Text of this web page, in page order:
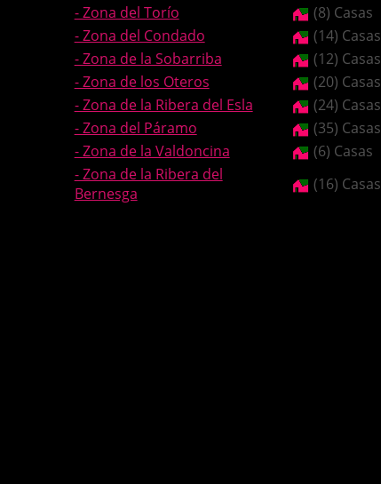
- Zona del Torío
(8) Casas
- Zona del Condado
(14) Casas
- Zona de la Sobarriba
(12) Casas
- Zona de los Oteros
(20) Casas
- Zona de la Ribera del Esla
(24) Casas
- Zona del Páramo
(35) Casas
- Zona de la Valdoncina
(6) Casas
- Zona de la Ribera del
Bernesga
(16) Casas